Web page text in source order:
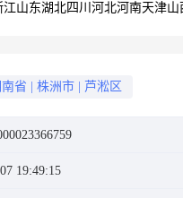
江山东湖北四川 河北河南天津山
省 株洲市 芦淞区
19:49:15